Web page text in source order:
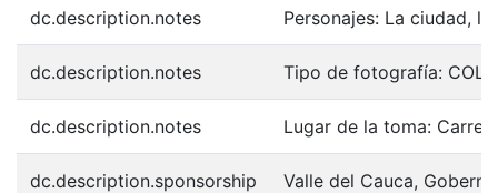
dc.description.notes Personajes: La ciudad,
dc.description.notes Tipo de fotografía:
dc.description.notes Lugar de la toma:
dc.description.sponsorship Valle del Cauca,